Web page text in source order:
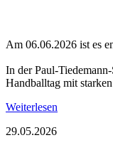
Am 06.06.2026 ist es
In der Paul-
Handballtag mit
Weiterlesen
29.05.2026